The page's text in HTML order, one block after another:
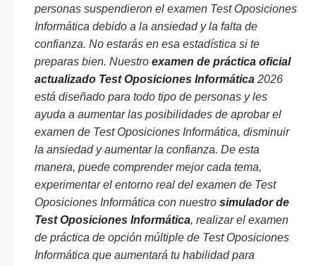
personas suspendieron el examen Test Oposiciones
Informática debido a la ansiedad y la falta de
confianza. No estarás en esa estadística si te
preparas bien. Nuestro examen de práctica oficial
actualizado Test Oposiciones Informática 2026
está diseñado para todo tipo de personas y les
ayuda a aumentar las posibilidades de aprobar el
examen de Test Oposiciones Informática, disminuir
la ansiedad y aumentar la confianza. De esta
manera, puede comprender mejor cada tema,
experimentar el entorno real del examen de Test
Oposiciones Informática con nuestro simulador de
Test Oposiciones Informática, realizar el examen
de práctica de opción múltiple de Test Oposiciones
Informática que aumentará tu habilidad para